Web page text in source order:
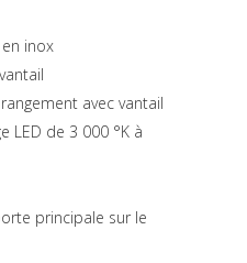
inox
avec vantail
LED de 3 000 °K à
principale sur le